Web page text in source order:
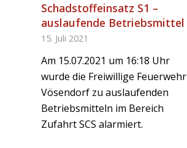
Schadstoffeinsatz S1 –
auslaufende Betriebsmittel
15. Juli 2021
Am 15.07.2021 um 16:18 Uhr
wurde die Freiwillige Feuerwehr
Vösendorf zu auslaufenden
Betriebsmitteln im Bereich
Zufahrt SCS alarmiert.